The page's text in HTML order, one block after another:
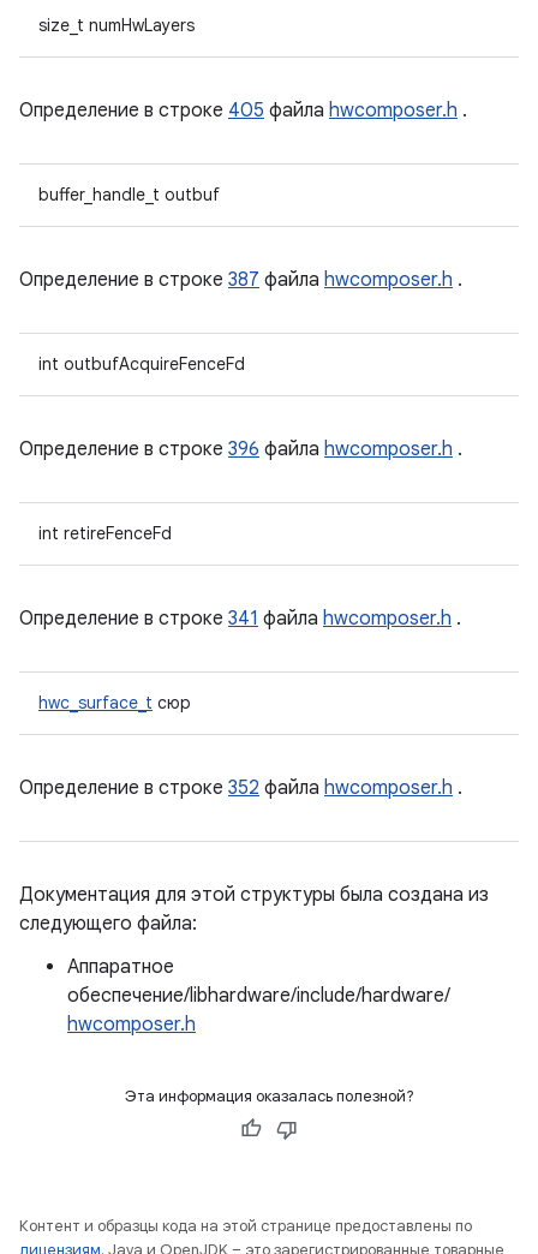
size_t numHwLayers
Определение в строке 405 файла hwcomposer.h .
buffer_handle_t outbuf
Определение в строке 387 файла hwcomposer.h .
int outbufAcquireFenceFd
Определение в строке 396 файла hwcomposer.h .
int retireFenceFd
Определение в строке 341 файла hwcomposer.h .
hwc_surface_t сюр
Определение в строке 352 файла hwcomposer.h .
Документация для этой структуры была создана из
следующего файла:
Аппаратное
обеспечение/libhardware/include/hardware/
hwcomposer.h
Эта информация оказалась полезной?
Контент и образцы кода на этой странице предоставлены по
лицензиям. Java и OpenJDK – это зарегистрированные товарные